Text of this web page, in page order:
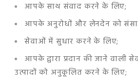
आपके साथ संवाद करने के लिए;
आपके अनुरोधों और लेनदेन को
सेवाओं में सुधार करने के लिए;
आपके द्वारा प्रदान की जाने वाली
उत्पादों को अनुकूलित करने के लिए;